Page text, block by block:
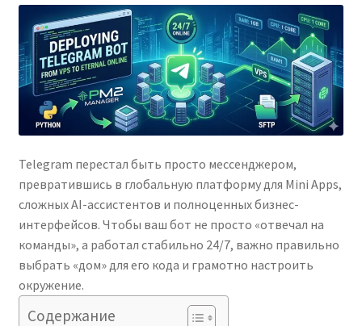
Telegram перестал быть просто мессенджером,
превратившись в глобальную платформу для Mini Apps,
сложных AI-ассистентов и полноценных бизнес-
интерфейсов. Чтобы ваш бот не просто «отвечал на
команды», а работал стабильно 24/7, важно правильно
выбрать «дом» для его кода и грамотно настроить
окружение.
Содержание